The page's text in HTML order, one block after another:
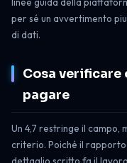
per sé un avvertimento
di dati.
Cosa
pagare
Un 4,7 restringe il campo,
criterio. Poiché il